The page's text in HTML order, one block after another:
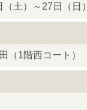
土）～27日（日）
（1階西コート）